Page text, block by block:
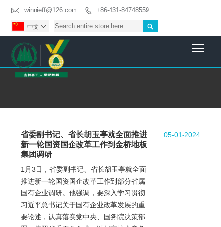
 winnieff@126.com  +86-431-84748559

中文 
省委副书记、省长胡玉亭就全面推进
新一轮国资国企改革工作到金桥地板
集团调研
1月3日，省委副书记、省长胡玉亭就全面
推进新一轮国资国企改革工作到部分省属
国有企业调研。他强调，要深入学习贯彻
习近平总书记关于国有企业改革发展的重
要论述，认真落实党中央、国务院决策部
05-01-2024